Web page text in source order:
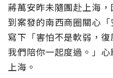
蔣萬安昨未隨團赴上海
到案發的南西商圈關心
寫下「害怕不是軟弱，
我們陪你一起度過。」
上海。